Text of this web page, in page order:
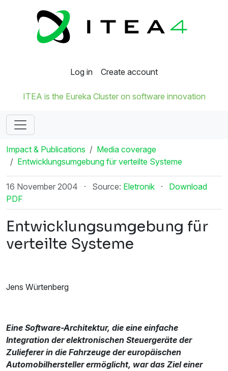
Log in Create account
ITEA is the Eureka Cluster on software innovation
Impact & Publications
Media coverage
Entwicklungsumgebung für verteilte Systeme
16 November 2004 · Source: Eletronik ·
Download
PDF
Entwicklungsumgebung für
verteilte Systeme
Jens Würtenberg
Eine Software-Architektur, die eine einfache
Integration der elektronischen Steuergeräte der
Zulieferer in die Fahrzeuge der europäischen
Automobilhersteller ermöglicht, war das Ziel einer